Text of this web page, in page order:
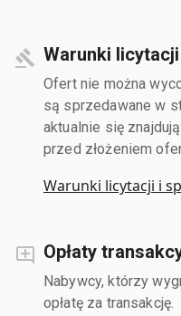
Warunki
Ofert nie można
są sprzedawane w
aktualnie się
przed złożeniem
Warunki licytacji i
Opłaty
Nabywcy, którzy
opłatę za transakcję.